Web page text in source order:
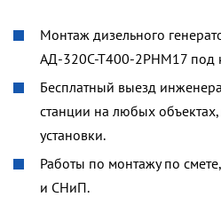
Монтаж дизельного
АД-320С-Т400-2РНМ17 под
Бесплатный выезд
станции на любых
установки.
Работы по монтажу по
и СНиП.